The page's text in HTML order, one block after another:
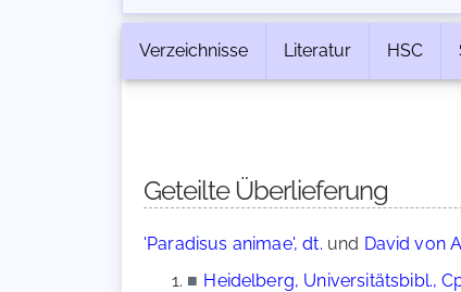
Verzeichnisse Literatur HSC
Geteilte Überlieferung
'Paradisus animae', dt. und David von
■ Heidelberg, Universitätsbibl.,